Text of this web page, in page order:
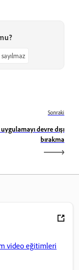
Sonraki
devre dışı
bırakma
video eğitimleri